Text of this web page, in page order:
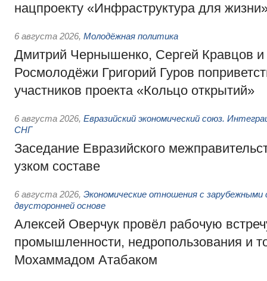
нацпроекту «Инфраструктура для
6 августа 2026, Молодёжная политика
Дмитрий Чернышенко, Сергей Кравцов и
Росмолодёжи Григорий Гуров
участников проекта «Кольцо открытий»
6 августа 2026, Евразийский экономический союз.
СНГ
Заседание Евразийского
узком составе
6 августа 2026, Экономические отношения с
двусторонней основе
Алексей Оверчук провёл рабочую
промышленности, недропользования и
Мохаммадом Атабаком